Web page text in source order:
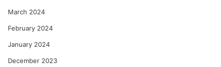
March 2024
February 2024
January 2024
December 2023